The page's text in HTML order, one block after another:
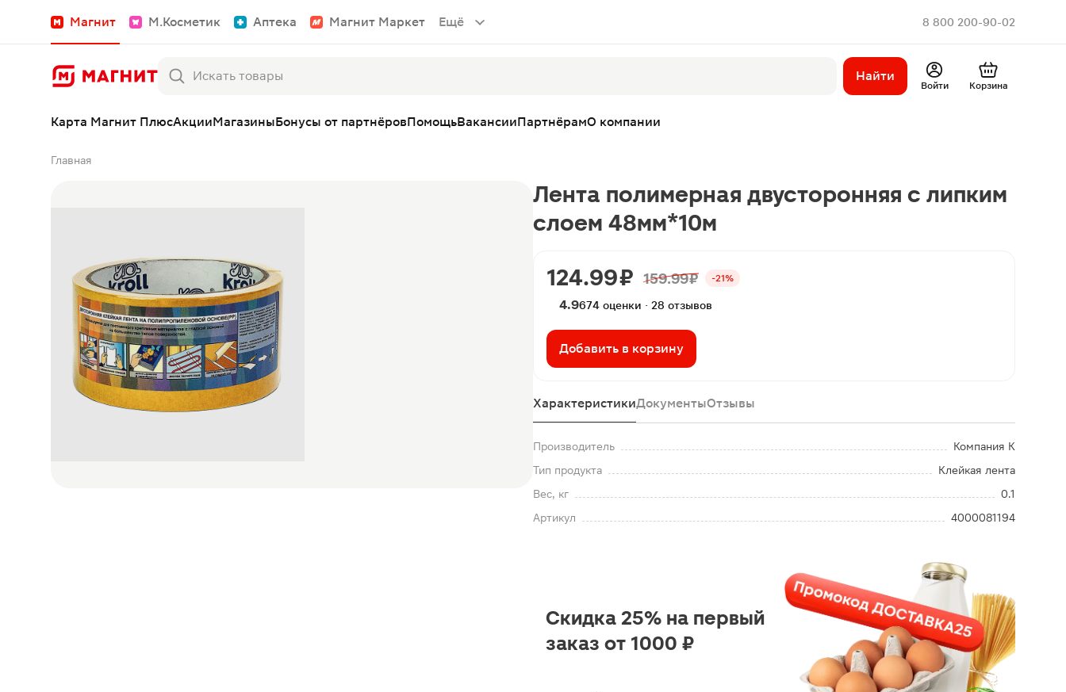
Магнит М.Косметик Аптека Магнит Маркет Ещё 8 800 200-90-02
Найти
Войти Корзина
Карта Магнит ПлюсАкцииМагазиныБонусы от партнёровПомощьВакансииПартнёрамО компании
Главная
Лента полимерная двусторонняя с липким
слоем 48мм*10м
124.99 ₽ 159.99 ₽ -21%
4.9674 оценки · 28 отзывов
Добавить в корзину
ХарактеристикиДокументыОтзывы
Производитель
Компания К
Тип продукта
Клейкая лента
Вес, кг
0.1
Артикул
4000081194
Скидка 25% на первый
заказ от 1000 ₽